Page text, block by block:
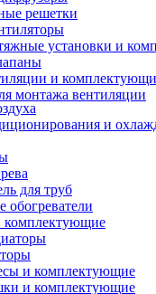
решетки
установки и
и
монтажа вентиляции
и
для труб
обогреватели
комплектующие
и комплектующие
и комплектующие